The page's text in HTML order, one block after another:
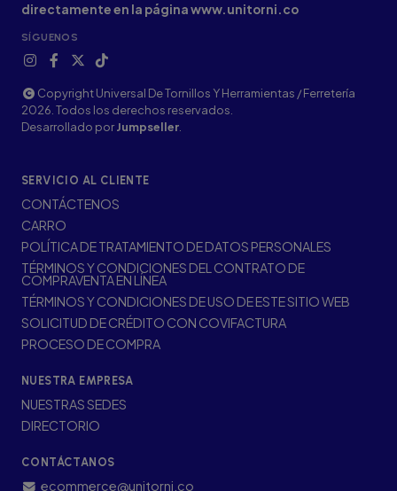
directamente en la página www.unitorni.co
SÍGUENOS
Copyright Universal De Tornillos Y Herramientas / Ferretería
2026. Todos los derechos reservados.
Desarrollado porJumpseller
SERVICIO AL CLIENTE
CONTÁCTENOS
CARRO
POLÍTICA DE TRATAMIENTO DE DATOS PERSONALES
TÉRMINOS Y CONDICIONES DEL CONTRATO DE
COMPRAVENTA EN LÍNEA
TÉRMINOS Y CONDICIONES DE USO DE ESTE SITIO WEB
SOLICITUD DE CRÉDITO CON COVIFACTURA
PROCESO DE COMPRA
NUESTRA EMPRESA
NUESTRAS SEDES
DIRECTORIO
CONTÁCTANOS
ecommerce@unitorni.co